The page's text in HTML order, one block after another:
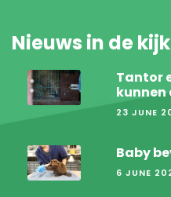
Nieuws in de
Tantor
kunnen
23 JUNE
Baby
6 JUNE